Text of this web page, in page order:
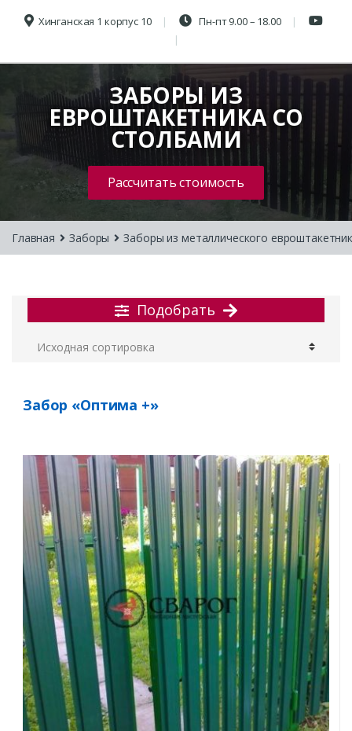
Хинганская 1 корпус 10 Пн-пт 9.00 – 18.00
ЗАБОРЫ ИЗ
ЕВРОШТАКЕТНИКА СО
СТОЛБАМИ
Рассчитать стоимость
Главная Заборы Заборы из металлического
Подобрать
Забор «Оптима +»